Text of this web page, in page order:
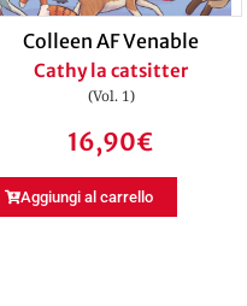
Colleen AF Venable
Cathy la catsitter
(Vol. 1)
16,90€
Aggiungi al carrello